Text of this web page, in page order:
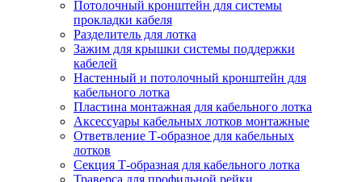
Потолочный кронштейн для системы
прокладки кабеля
Разделитель для лотка
Зажим для крышки системы поддержки
кабелей
Настенный и потолочный кронштейн для
кабельного лотка
Пластина монтажная для кабельного лотка
Аксессуары кабельных лотков монтажные
Ответвление Т-образное для кабельных
лотков
Секция Т-образная для кабельного лотка
Траверса для профильной рейки